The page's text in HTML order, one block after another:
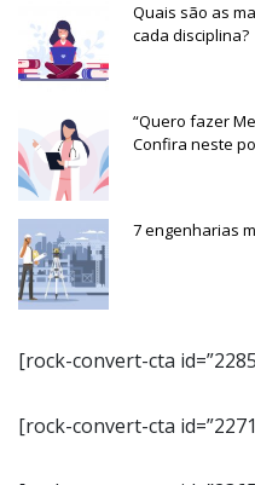
Quais são as
cada disciplina?
“Quero fazer
Confira neste
7 engenharias
[rock-convert-cta
[rock-convert-cta